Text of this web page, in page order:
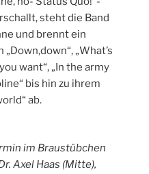
steht die Band
und brennt ein
„What’s
want“, „In the army
bis hin zu ihrem
ab.
im Braustübchen
Axel Haas (Mitte),